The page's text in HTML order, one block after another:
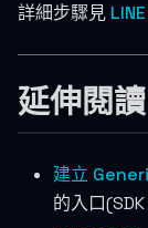
詳細步驟見
延伸閱讀
建立
的入口